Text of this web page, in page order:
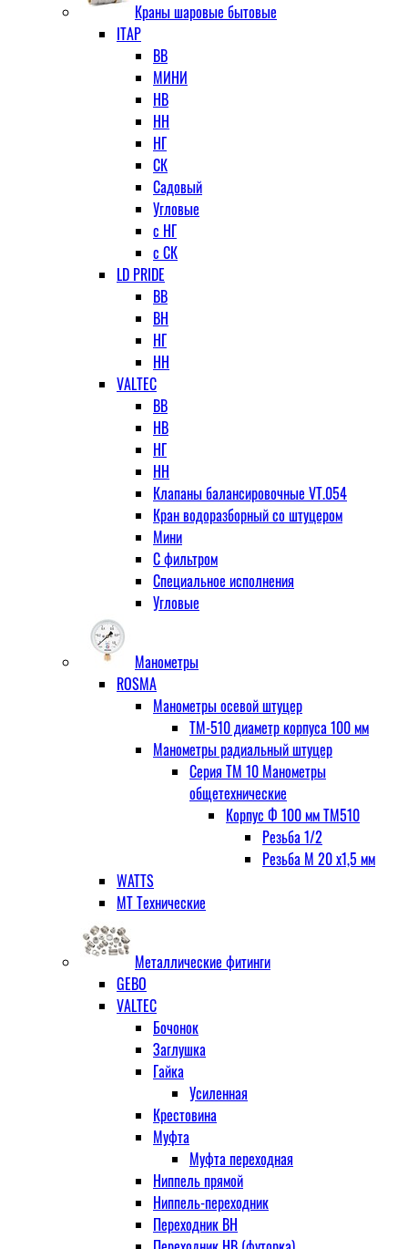
Краны шаровые бытовые
ITAP
ВВ
МИНИ
НВ
НН
НГ
СК
Садовый
Угловые
с НГ
с СК
LD PRIDE
ВВ
ВН
НГ
НН
VALTEC
ВВ
НВ
НГ
НН
Клапаны балансировочные VT.054
Кран водоразборный со штуцером
Мини
С фильтром
Специальное исполнения
Угловые
Манометры
ROSMA
Манометры осевой штуцер
ТМ-510 диаметр корпуса 100 мм
Манометры радиальный штуцер
Серия ТМ 10 Манометры
общетехнические
Корпус Ф 100 мм ТМ510
Резьба 1/2
Резьба М 20 х1,5 мм
WATTS
МТ Технические
Металлические фитинги
GEBO
VALTEC
Бочонок
Заглушка
Гайка
Усиленная
Крестовина
Муфта
Муфта переходная
Ниппель прямой
Ниппель-переходник
Переходник ВН